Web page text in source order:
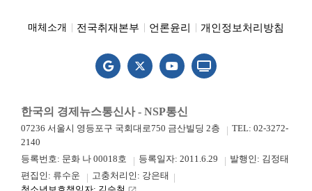
매체소개 전국취재본부 언론윤리 개인정보처리방침
한국의 경제뉴스통신사 - NSP통신
07236 서울시 영등포구 국회대로750 금산빌딩 2층
TEL: 02-3272-
2140
등록번호: 문화 나 00018호
등록일자: 2011.6.29
발행인: 김정태
편집인: 류수운
고충처리인: 강은태